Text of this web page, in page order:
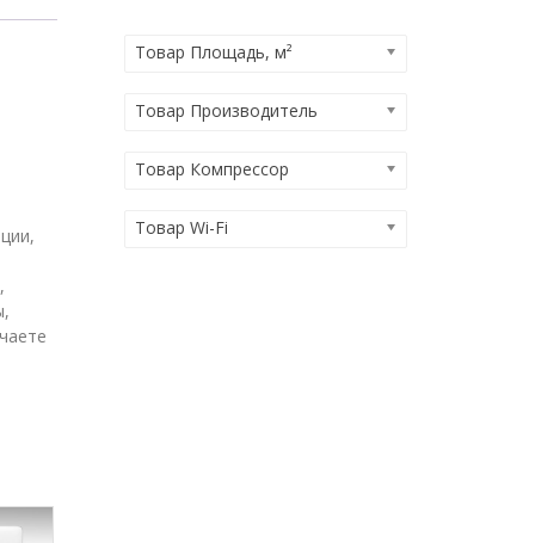
Товар Площадь, м²
Товар Производитель
Товар Компрессор
Товар Wi-Fi